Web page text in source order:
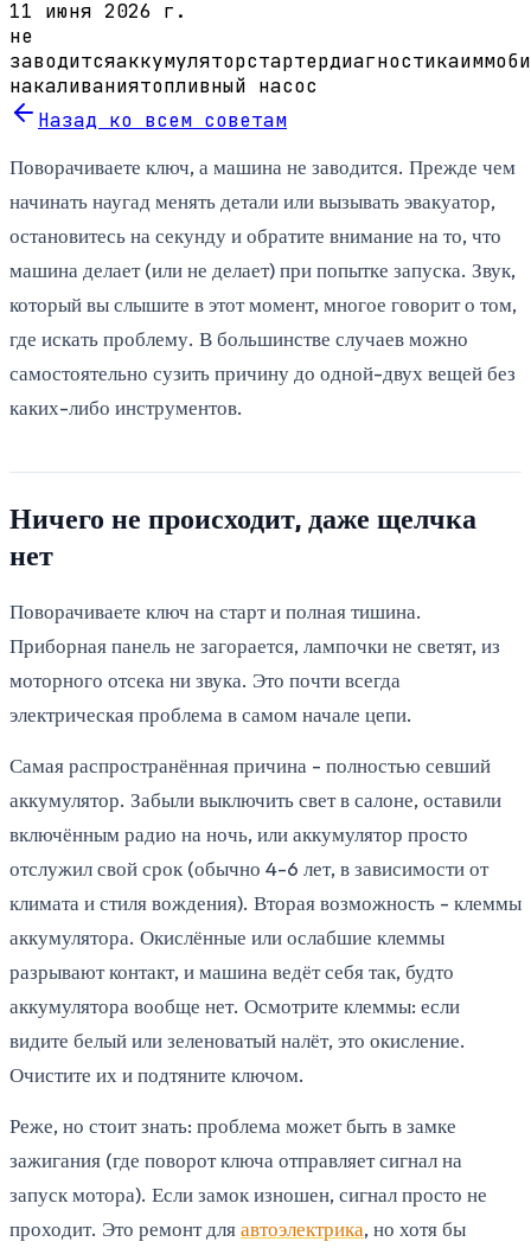
11 июня 2026 г.
не
заводитсяаккумуляторстартердиагностика
накаливаниятопливный насос
Назад ко всем советам
Поворачиваете ключ, а машина не заводится. Прежде чем
начинать наугад менять детали или вызывать эвакуатор,
остановитесь на секунду и обратите внимание на то, что
машина делает (или не делает) при попытке запуска. Звук,
который вы слышите в этот момент, многое говорит о том,
где искать проблему. В большинстве случаев можно
самостоятельно сузить причину до одной-двух вещей без
каких-либо инструментов.
Ничего не происходит, даже щелчка
нет
Поворачиваете ключ на старт и полная тишина.
Приборная панель не загорается, лампочки не светят, из
моторного отсека ни звука. Это почти всегда
электрическая проблема в самом начале цепи.
Самая распространённая причина - полностью севший
аккумулятор. Забыли выключить свет в салоне, оставили
включённым радио на ночь, или аккумулятор просто
отслужил свой срок (обычно 4-6 лет, в зависимости от
климата и стиля вождения). Вторая возможность - клеммы
аккумулятора. Окислённые или ослабшие клеммы
разрывают контакт, и машина ведёт себя так, будто
аккумулятора вообще нет. Осмотрите клеммы: если
видите белый или зеленоватый налёт, это окисление.
Очистите их и подтяните ключом.
Реже, но стоит знать: проблема может быть в замке
зажигания (где поворот ключа отправляет сигнал на
запуск мотора). Если замок изношен, сигнал просто не
проходит. Это ремонт дляавтоэлектрика, но хотя бы